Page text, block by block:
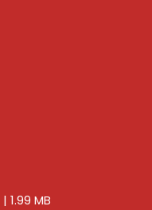
| 1.99 MB